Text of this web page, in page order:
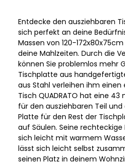
Entdecke den ausziehbaren
sich perfekt an deine
Massen von 120-
deine Mahlzeiten. Durch die
können Sie problemlos mehr
Tischplatte aus
aus Stahl verleihen ihm einen
Tisch QUADRATO hat eine
für den ausziehbaren Teil und
Platte für den Rest der
auf Säulen. Seine
sich leicht mit warmem
lässt sich leicht selbst
seinen Platz in deinem